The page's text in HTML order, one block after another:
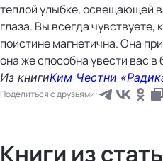
теплой улыбке, освещающей
глаза. Вы всегда чувствуете,
поистине магнетична. Она
она же способна увести вас в
Из книгиКим Честни
Поделиться с друзьями:
Книги из